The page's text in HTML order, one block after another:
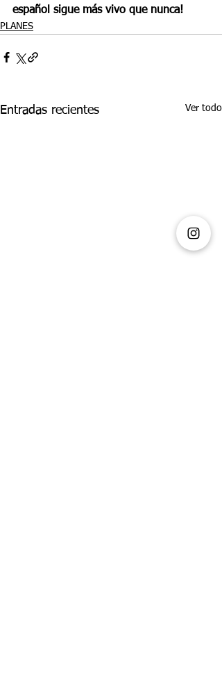
español sigue más vivo que nunca!
PLANES
Entradas recientes Ver todo